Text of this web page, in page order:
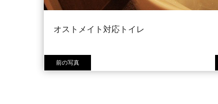
オストメイト対応トイレ
前の写真